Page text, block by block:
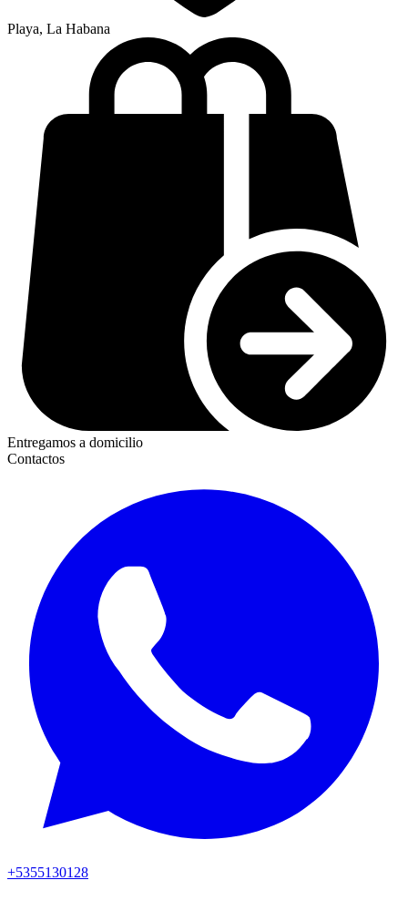
Playa, La Habana
Entregamos a domicilio
Contactos
+5355130128